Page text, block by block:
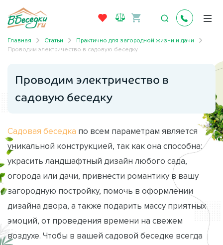
Главная Статьи
Практично для загородной жизни и дачи
Проводим электричество в садовую беседку
Проводим электричество в
садовую беседку
Садовая беседка по всем параметрам является
уникальной конструкцией, так как она способна:
украсить ландшафтный дизайн любого сада,
огорода или дачи, привнести романтику в вашу
загородную постройку, помочь в оформлении
дизайна двора, а также подарить массу приятных
эмоций, от проведения времени на свежем
воздухе. Чтобы в вашей садовой беседке всегда